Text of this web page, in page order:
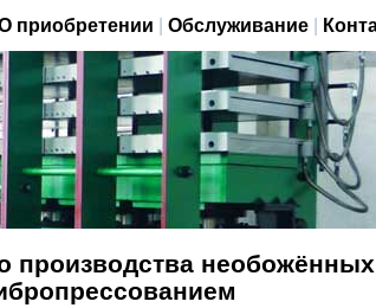
приобретении Обслуживание|
производства